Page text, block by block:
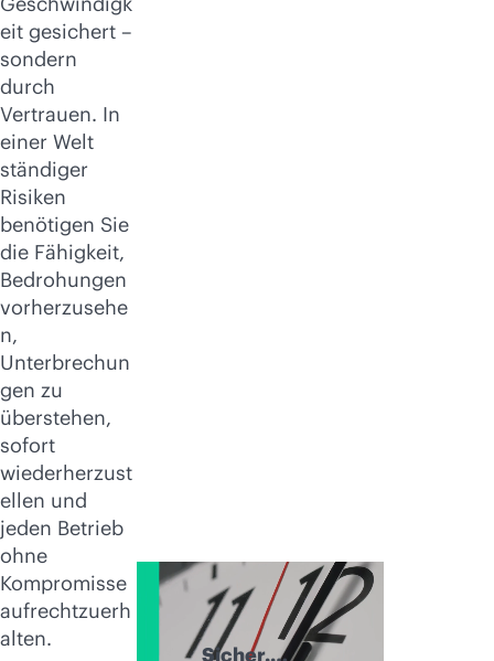
eit gesichert –
sondern
durch
Vertrauen. In
einer Welt
ständiger
Risiken
benötigen Sie
die Fähigkeit,
Bedrohungen
vorherzusehe
n,
Unterbrechun
gen zu
überstehen,
sofort
wiederherzust
ellen und
jeden Betrieb
ohne
Kompromisse
aufrechtzuerh
alten.
Sicher.